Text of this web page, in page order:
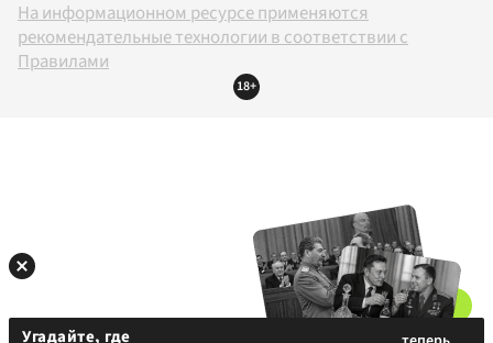
На информационном ресурсе применяются
рекомендательные технологии в соответствии с
Правилами
18+
Угадайте, где